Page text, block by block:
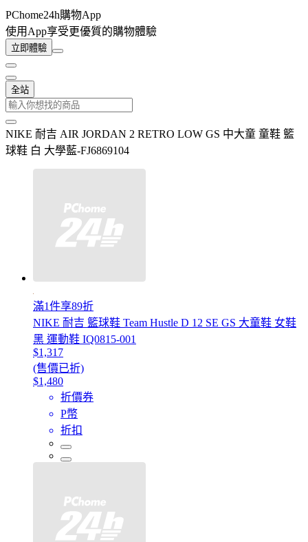
PChome24h購物App
使用App享受更優質的購物體驗
立即體驗
全站
NIKE 耐吉 AIR JORDAN 2 RETRO LOW GS 中大童 童鞋 籃
球鞋 白 大學藍-FJ6869104
滿1件享89折
NIKE 耐吉 籃球鞋 Team Hustle D 12 SE GS 大童鞋 女鞋
黑 運動鞋 IQ0815-001
$1,317
(售價已折)
$1,480
折價券
P幣
折扣